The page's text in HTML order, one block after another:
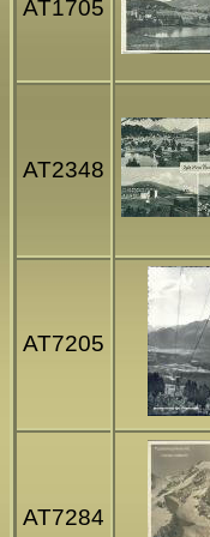
AT1705
AT2348
AT7205
AT7284